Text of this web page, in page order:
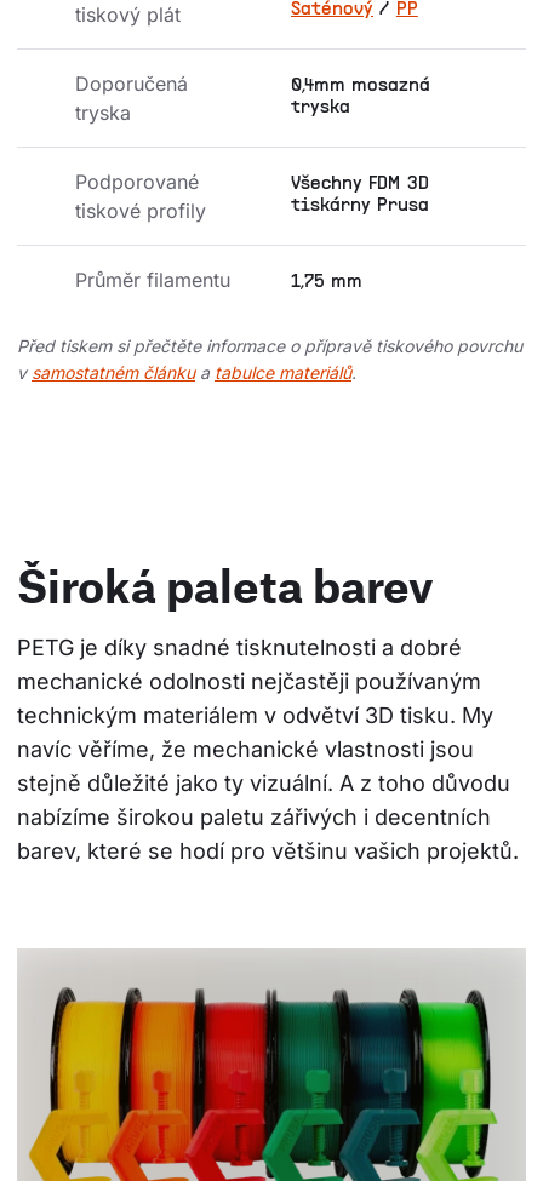
tiskový plát
Saténový / PP
Doporučená
tryska
0,4mm mosazná
tryska
Podporované
tiskové profily
Všechny FDM 3D
tiskárny Prusa
Průměr filamentu 1,75 mm
Před tiskem si přečtěte informace o přípravě tiskového povrchu
v samostatném článkua tabulce materiálů.
Široká paleta barev
PETG je díky snadné tisknutelnosti a dobré
mechanické odolnosti nejčastěji používaným
technickým materiálem v odvětví 3D tisku. My
navíc věříme, že mechanické vlastnosti jsou
stejně důležité jako ty vizuální. A z toho důvodu
nabízíme širokou paletu zářivých i decentních
barev, které se hodí pro většinu vašich projektů.